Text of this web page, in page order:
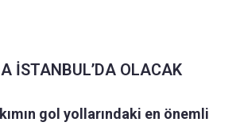
İSTANBUL’DA OLACAK
gol yollarındaki en önemli